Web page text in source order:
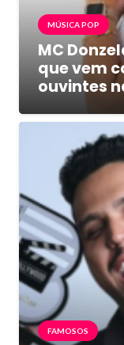
MÚSICA POP
MC
que vem
ouvintes
FAMOSOS